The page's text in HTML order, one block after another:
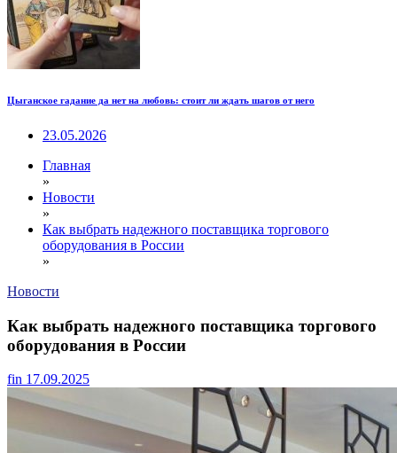
Цыганское гадание да нет на любовь: стоит ли ждать шагов от него
23.05.2026
Главная
»
Новости
»
Как выбрать надежного поставщика торгового
оборудования в России
»
Новости
Как выбрать надежного поставщика торгового
оборудования в России
fin 17.09.2025